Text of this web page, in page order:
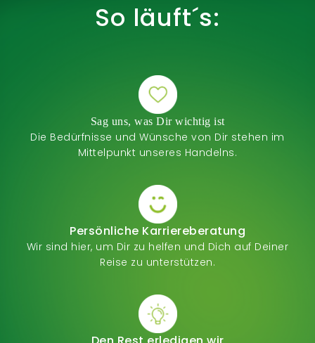
So läuft´s:
Sag uns, was Dir wichtig ist
Die Bedürfnisse und Wünsche von Dir stehen im
Mittelpunkt unseres Handelns.
Persönliche Karriereberatung
Wir sind hier, um Dir zu helfen und Dich auf Deiner
Reise zu unterstützen.